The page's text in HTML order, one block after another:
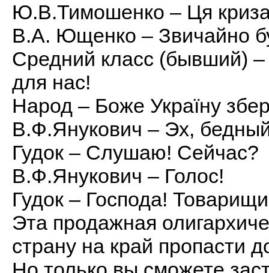
Ю.В.Тимошенко – Ця криза
В.А. Ющенко – Звичайно
Средний класс (бывший)
для нас!
Народ – Боже Україну
В.Ф.Янукович – Эх,
Гудок – Слушаю! Сейчас?
В.Ф.Янукович – Голос!
Гудок – Господа!
Эта продажная
страну на край пропасти